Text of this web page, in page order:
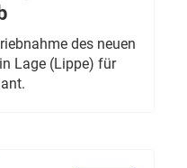
des neuen
Lage (Lippe) für